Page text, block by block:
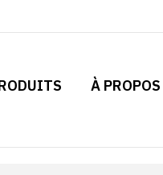
À PROPOS